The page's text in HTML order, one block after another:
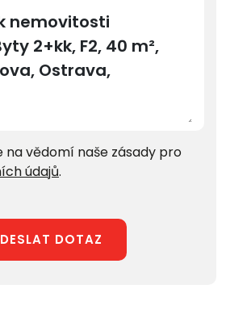
vědomí naše zásady pro
údajů.
DOTAZ